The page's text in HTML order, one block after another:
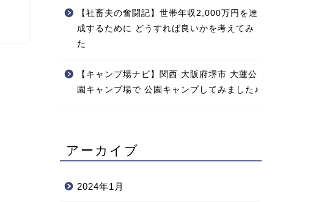
【社畜夫の奮闘記】世帯年収2,000万円を達
成するために どうすれば良いかを考えてみ
た
【キャンプ場ナビ】関西 大阪府堺市 大蓮公
園キャンプ場で 公園キャンプしてみました♪
アーカイブ
2024年1月